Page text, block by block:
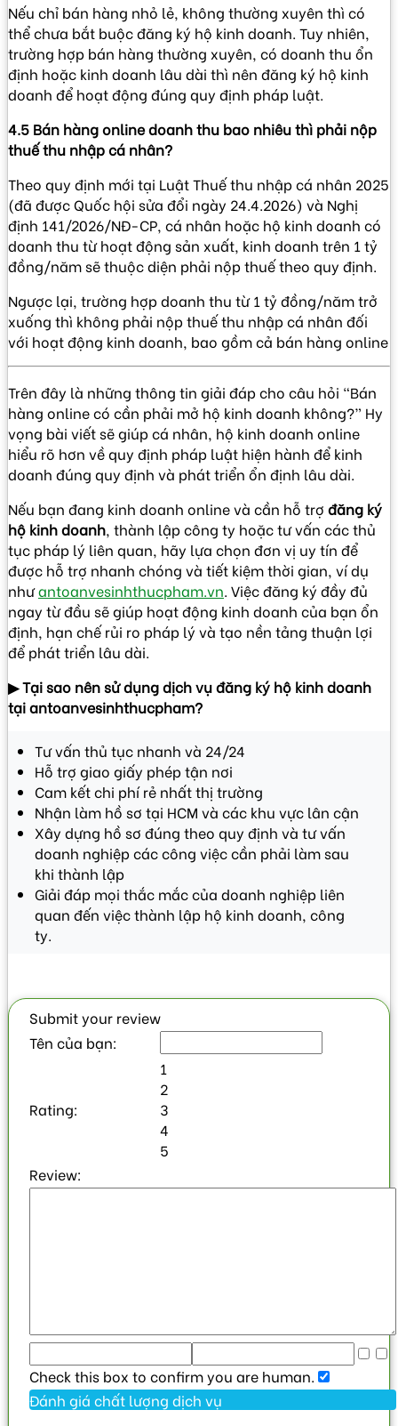
Nếu chỉ bán hàng nhỏ lẻ, không thường xuyên thì có
thể chưa bắt buộc đăng ký hộ kinh doanh. Tuy nhiên,
trường hợp bán hàng thường xuyên, có doanh thu ổn
định hoặc kinh doanh lâu dài thì nên đăng ký hộ kinh
doanh để hoạt động đúng quy định pháp luật.
4.5 Bán hàng online doanh thu bao nhiêu thì phải nộp
thuế thu nhập cá nhân?
Theo quy định mới tại Luật Thuế thu nhập cá nhân 2025
(đã được Quốc hội sửa đổi ngày 24.4.2026) và Nghị
định 141/2026/NĐ-CP, cá nhân hoặc hộ kinh doanh có
doanh thu từ hoạt động sản xuất, kinh doanh trên 1 tỷ
đồng/năm sẽ thuộc diện phải nộp thuế theo quy định.
Ngược lại, trường hợp doanh thu từ 1 tỷ đồng/năm trở
xuống thì không phải nộp thuế thu nhập cá nhân đối
với hoạt động kinh doanh, bao gồm cả bán hàng online
Trên đây là những thông tin giải đáp cho câu hỏi “Bán
hàng online có cần phải mở hộ kinh doanh không?” Hy
vọng bài viết sẽ giúp cá nhân, hộ kinh doanh online
hiểu rõ hơn về quy định pháp luật hiện hành để kinh
doanh đúng quy định và phát triển ổn định lâu dài.
Nếu bạn đang kinh doanh online và cần hỗ trợ đăng ký
hộ kinh doanh, thành lập công ty hoặc tư vấn các thủ
tục pháp lý liên quan, hãy lựa chọn đơn vị uy tín để
được hỗ trợ nhanh chóng và tiết kiệm thời gian, ví dụ
nhưantoanvesinhthucpham.vn. Việc đăng ký đầy đủ
ngay từ đầu sẽ giúp hoạt động kinh doanh của bạn ổn
định, hạn chế rủi ro pháp lý và tạo nền tảng thuận lợi
để phát triển lâu dài.
▶Tại sao nên sử dụng dịch vụ đăng ký hộ kinh doanh
tại antoanvesinhthucpham?
Tư vấn thủ tục nhanh và 24/24
Hỗ trợ giao giấy phép tận nơi
Cam kết chi phí rẻ nhất thị trường
Nhận làm hồ sơ tại HCM và các khu vực lân cận
Xây dựng hồ sơ đúng theo quy định và tư vấn
doanh nghiệp các công việc cần phải làm sau
khi thành lập
Giải đáp mọi thắc mắc của doanh nghiệp liên
quan đến việc thành lập hộ kinh doanh, công
ty.
Submit your review
Tên của bạn:
Rating:
1
2
3
4
5
Review:
Check this box to confirm you are human.